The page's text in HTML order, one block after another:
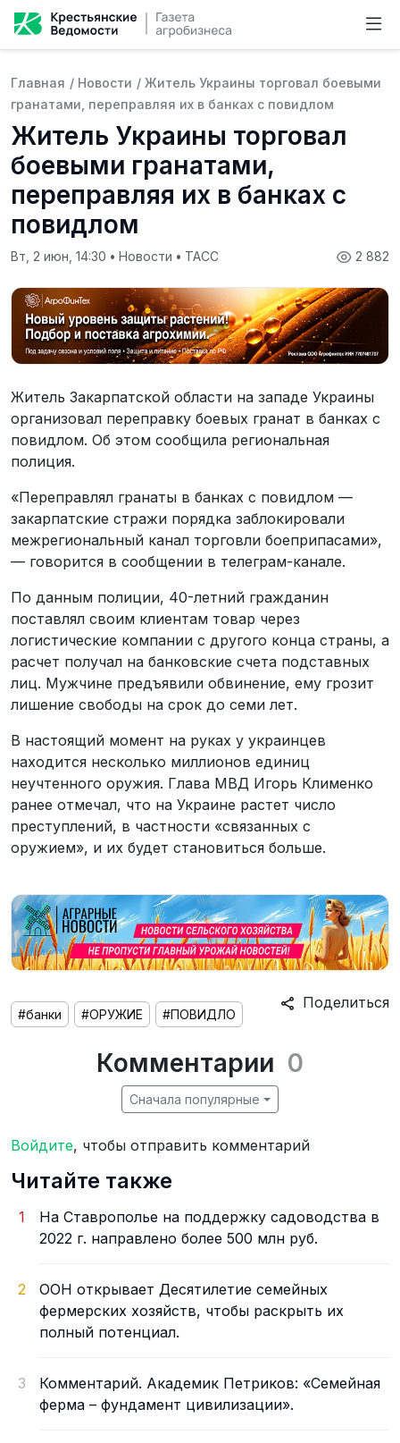
Главная / Новости / Житель Украины торговал боевыми
гранатами, переправляя их в банках с повидлом
Житель Украины торговал
боевыми гранатами,
переправляя их в банках с
повидлом
2 882
Вт, 2 июн, 14:30 • Новости • ТАСС
Житель Закарпатской области на западе Украины
организовал переправку боевых гранат в банках с
повидлом. Об этом сообщила региональная
полиция.
«Переправлял гранаты в банках с повидлом —
закарпатские стражи порядка заблокировали
межрегиональный канал торговли боеприпасами»,
— говорится в сообщении в телеграм-канале.
По данным полиции, 40-летний гражданин
поставлял своим клиентам товар через
логистические компании с другого конца страны, а
расчет получал на банковские счета подставных
лиц. Мужчине предъявили обвинение, ему грозит
лишение свободы на срок до семи лет.
В настоящий момент на руках у украинцев
находится несколько миллионов единиц
неучтенного оружия. Глава МВД Игорь Клименко
ранее отмечал, что на Украине растет число
преступлений, в частности «связанных с
оружием», и их будет становиться больше.
Поделиться
#банки #ОРУЖИЕ #ПОВИДЛО
Комментарии 0
Сначала популярные
Войдите, чтобы отправить комментарий
Читайте также
1
На Ставрополье на поддержку садоводства в
2022 г. направлено более 500 млн руб.
2
ООН открывает Десятилетие семейных
фермерских хозяйств, чтобы раскрыть их
полный потенциал.
3
Комментарий. Академик Петриков: «Семейная
ферма – фундамент цивилизации».